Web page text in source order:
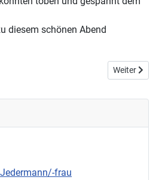
diesem schönen Abend
auf Friedensburg Nächster
Weiter
frau